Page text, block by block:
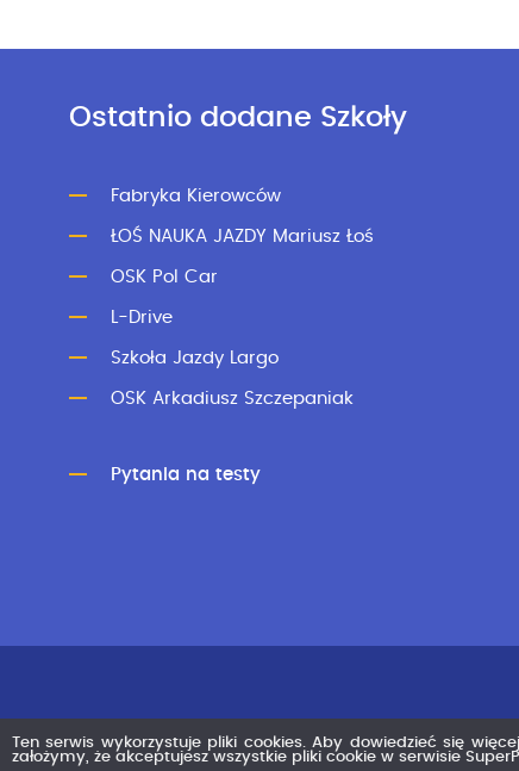
Ostatnio dodane Szkoły
Fabryka Kierowców
ŁOŚ NAUKA JAZDY Mariusz Łoś
OSK Pol Car
L-Drive
Szkoła Jazdy Largo
OSK Arkadiusz Szczepaniak
Pytania na testy
Ten serwis wykorzystuje pliki cookies. Aby dowiedzieć się
założymy, że akceptujesz wszystkie pliki cookie w serwisie